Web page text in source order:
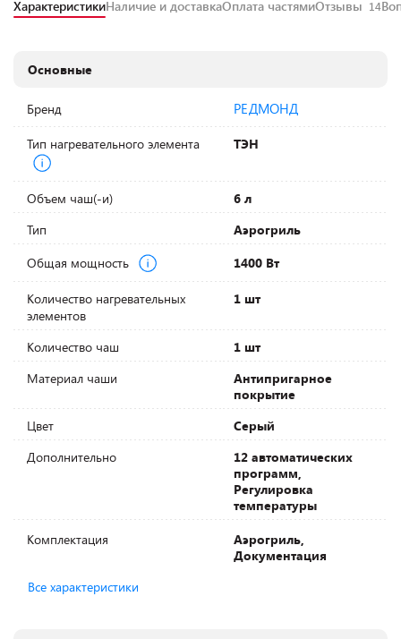
ХарактеристикиНаличие и доставкаОплата частямиОтзывы 14
Основные
Бренд РЕДМОНД
Тип нагревательного элемента ТЭН
Объем чаш(-и)
6 л
Тип
Аэрогриль
Общая мощность
1400 Вт
Количество нагревательных
элементов
1 шт
Количество чаш
1 шт
Материал чаши
Антипригарное
покрытие
Цвет
Серый
Дополнительно
12 автоматических
программ,
Регулировка
температуры
Комплектация
Аэрогриль,
Документация
Все характеристики